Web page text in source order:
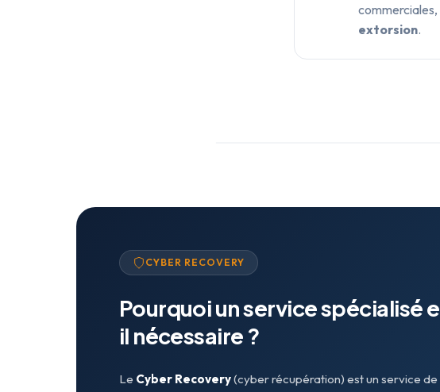
extorsion.
CYBER RECOVERY
Pourquoi un service spécialisé
il nécessaire ?
Le Cyber Recovery(cyber récupération) est un service